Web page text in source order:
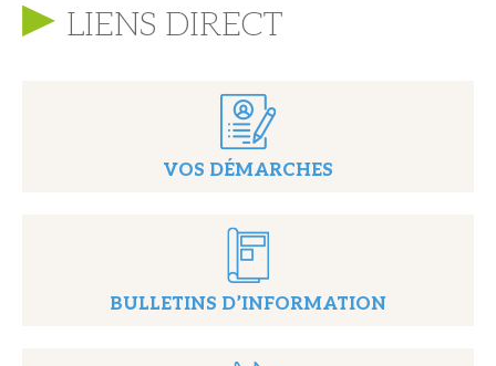
LIENS DIRECT
VOS DÉMARCHES
BULLETINS D’INFORMATION